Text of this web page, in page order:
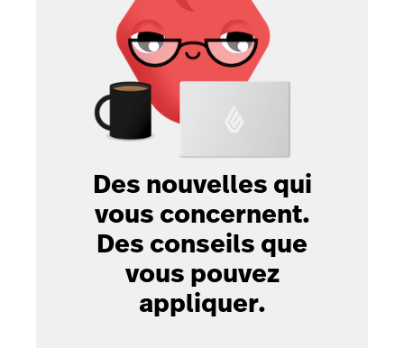
Des nouvelles qui
vous concernent.
Des conseils que
vous pouvez
appliquer.